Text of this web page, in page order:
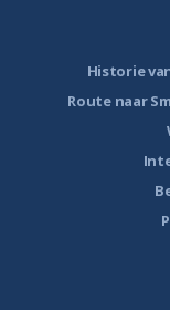
Historie
Route naar